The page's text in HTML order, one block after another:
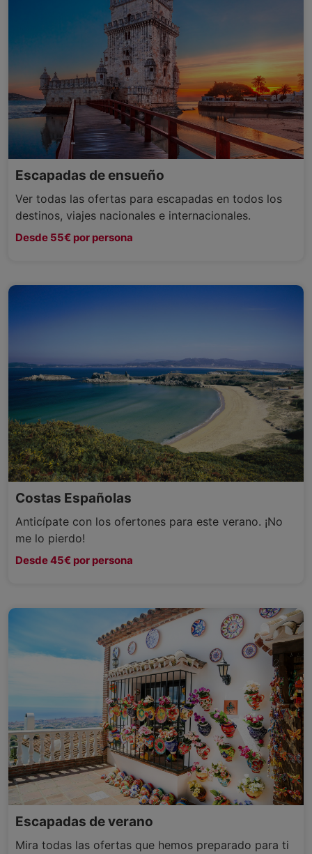
Escapadas de ensueño
Ver todas las ofertas para escapadas en todos los
destinos, viajes nacionales e internacionales.
Desde 55€ por persona
Costas Españolas
Anticípate con los ofertones para este verano. ¡No
me lo pierdo!
Desde 45€ por persona
Escapadas de verano
Mira todas las ofertas que hemos preparado para ti